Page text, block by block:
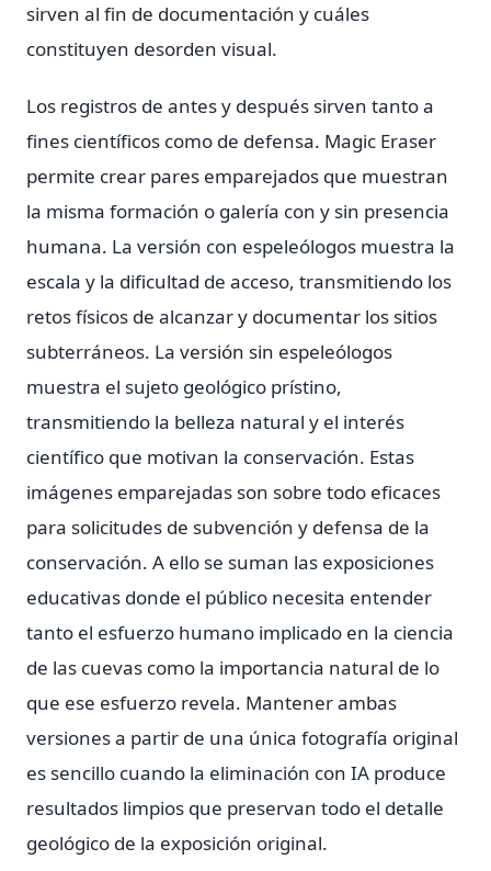
sirven al fin de documentación y cuáles
constituyen desorden visual.
Los registros de antes y después sirven tanto a
fines científicos como de defensa. Magic Eraser
permite crear pares emparejados que muestran
la misma formación o galería con y sin presencia
humana. La versión con espeleólogos muestra la
escala y la dificultad de acceso, transmitiendo los
retos físicos de alcanzar y documentar los sitios
subterráneos. La versión sin espeleólogos
muestra el sujeto geológico prístino,
transmitiendo la belleza natural y el interés
científico que motivan la conservación. Estas
imágenes emparejadas son sobre todo eficaces
para solicitudes de subvención y defensa de la
conservación. A ello se suman las exposiciones
educativas donde el público necesita entender
tanto el esfuerzo humano implicado en la ciencia
de las cuevas como la importancia natural de lo
que ese esfuerzo revela. Mantener ambas
versiones a partir de una única fotografía original
es sencillo cuando la eliminación con IA produce
resultados limpios que preservan todo el detalle
geológico de la exposición original.